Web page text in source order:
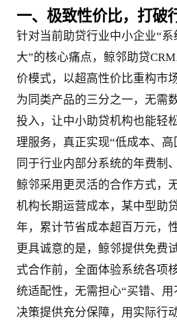
一、极致性价比，打破
针对当前助贷行业中小企业“
大”的核心痛点，鲸邻助贷
价模式，以超高性价比重构
为同类产品的三分之一，无需
投入，让中小助贷机构也能轻
理服务，真正实现“低成本、
同于行业内部分系统的年费制
鲸邻采用更灵活的合作方式，
机构长期运营成本，某中型助
年，累计节省成本超百万元，
更具诚意的是，鲸邻提供免费
式合作前，全面体验系统各项
统适配性，无需担心“买错、
决策提供充分保障，用实际行